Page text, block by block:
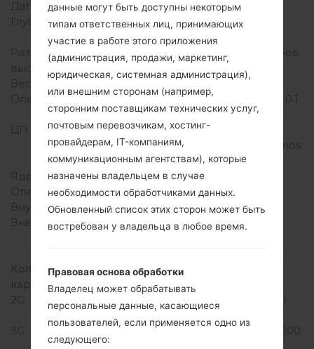
Дата выпуска
Ноябрь, 2014
Глубина
6.6 миллиметров (0.26
дюйма)
Размеры (ширина /
высота)
247.3 x 177.3 миллиметров
(9.74 x 6.98 дюйма)
Вес
465 грамм (1.03 lb)
Операционная система
Android Marshmallow 6.0.1
Аппаратное обеспечение
ЦП (процессор)
4x1.9GHz Cortex-A15 &
4x1.3GHz Cortex-A7 Exynos
5420 Octa (28 nm)
Ядра процессора
Восьмиядерный
Оперативная память
3GB
Внутренняя память
32GB
Внешняя память
microSD, до 128 GB
Количество мест для сим
карты
Микро SIM
2G
3G
HSDPA 850/900/1900/2100
данные могут быть доступны некоторым
типам ответственных лиц, принимающих
участие в работе этого приложения
(администрация, продажи, маркетинг,
юридическая, системная администрация),
или внешним сторонам (например,
сторонним поставщикам технических услуг,
почтовым перевозчикам, хостинг-
провайдерам, IT-компаниям,
коммуникационным агентствам), которые
назначены владельцем в случае
необходимости обработчиками данных.
Обновленный список этих сторон может быть
востребован у владельца в любое время.
Правовая основа обработки
Владелец может обрабатывать
персональные данные, касающиеся
пользователей, если применяется одно из
следующего: